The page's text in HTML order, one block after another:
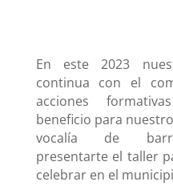
En este 2023
continua con el
acciones
beneficio para
vocalía de
presentarte el taller
celebrar en el